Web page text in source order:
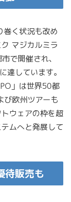
巻く状況も改め
マジカルミラ
で開催され、
達しています。
」は世界50都
欧州ツアーも
ウェアの枠を超
ムへと発展して
待販売も